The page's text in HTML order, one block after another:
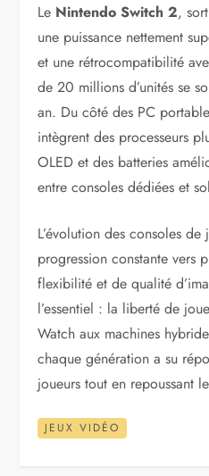
Le Nintendo Switch 2,
une puissance nettement
et une rétrocompatibilité
de 20 millions d’unités se
an. Du côté des PC
intègrent des processeurs
OLED et des batteries
entre consoles dédiées et
L’évolution des consoles
progression constante vers
flexibilité et de qualité
l’essentiel : la liberté de
Watch aux machines
chaque génération a su
joueurs tout en repoussant
JEUX VIDÉO